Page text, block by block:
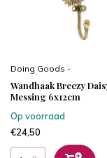
Doing Goods -
Wandhaak Breezy
Messing 6x12cm
Op voorraad
€24,50